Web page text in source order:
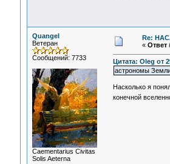
Quangel
Ветеран
Сообщений: 7733
Сaementarius Civitas
Solis Aeterna
Re:
« Ответ
Цитата: Oleg от
астрономы
Насколько я
конечной